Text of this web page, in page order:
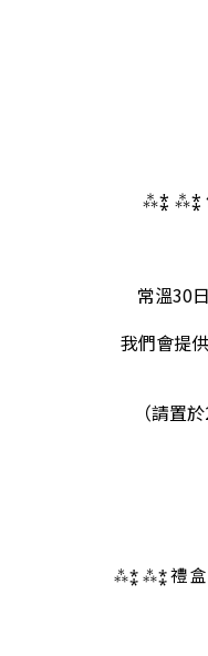
⁂⁑ ⁂⁑
常溫30
我們會提
（請置
⁂⁑ ⁂⁑ 禮